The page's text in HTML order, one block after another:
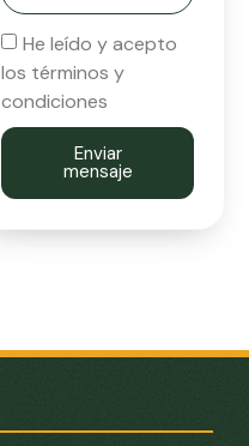
He leído y acepto
los términos y
condiciones
Enviar
mensaje